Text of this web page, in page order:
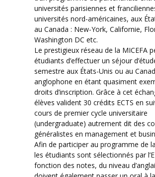
universités parisiennes et
universités nord-américaines, aux
au Canada : New-York, Californie,
Washington DC etc.
Le prestigieux réseau de la MICEFA
étudiants d’effectuer un séjour
semestre aux États-Unis ou au
anglophone en étant quasiment
droits d’inscription. Grâce à cet
élèves valident 30 crédits ECTS en
cours de premier cycle universitaire
(undergraduate) autrement dit des
généralistes en management et
Afin de participer au programme de
les étudiants sont sélectionnés par
fonction des notes, du niveau